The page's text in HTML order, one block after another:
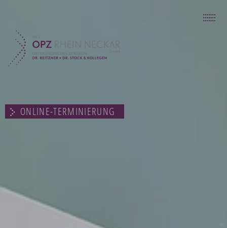
ONLINE-TERMINIERUNG
UNSER ZENTRUM
DIAGNOSTISCHE MÖGLICHKEITEN
KONTAKT
ZURÜCK ZU OPZ RHEIN NECKAR
07264 70 240 90
INFO@ORTHOPAEDIE-RAPPENAU.DE